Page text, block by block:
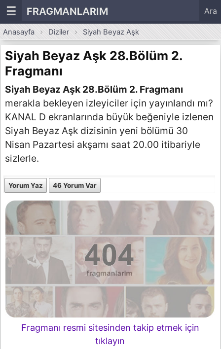
☰ FRAGMANLARIM Ara
Anasayfa Diziler Siyah Beyaz Aşk
Siyah Beyaz Aşk 28.Bölüm 2.
Fragmanı
Siyah Beyaz Aşk 28.Bölüm 2. Fragmanı
merakla bekleyen izleyiciler için yayınlandı mı?
KANAL D ekranlarında büyük beğeniyle izlenen
Siyah Beyaz Aşk dizisinin yeni bölümü 30
Nisan Pazartesi akşamı saat 20.00 itibariyle
sizlerle.
Yorum Yaz 46 Yorum Var
Fragmanı resmi sitesinden takip etmek için
tıklayın